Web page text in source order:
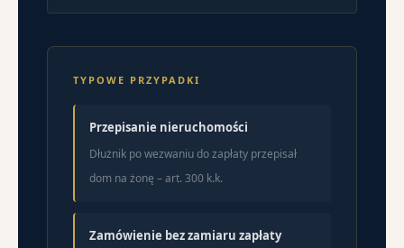
TYPOWE PRZYPADKI
Przepisanie nieruchomości
Dłużnik po wezwaniu do zapłaty przepisał
dom na żonę – art. 300 k.k.
Zamówienie bez zamiaru zapłaty